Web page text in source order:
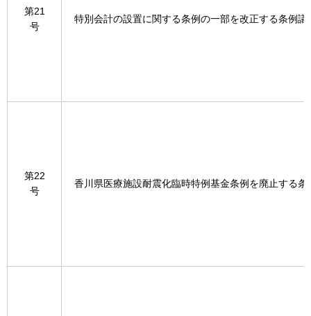
第21
号
特別会計の設置に関する条例の一部を改正する条例議
第22
号
香川県医療施設耐震化臨時特例基金条例を廃止する条